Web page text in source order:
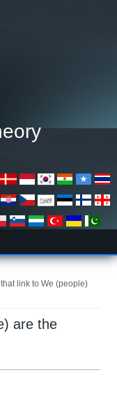
link to We (people)
are the